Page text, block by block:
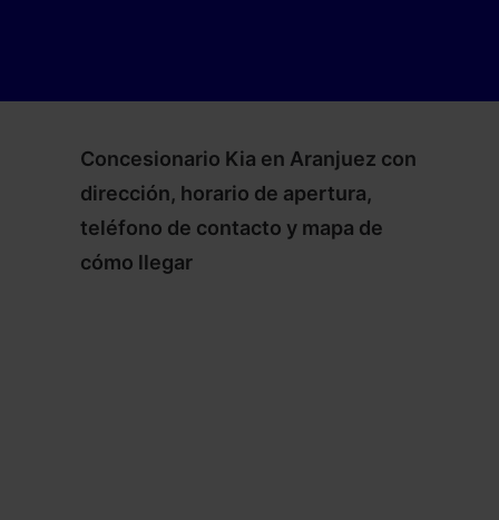
Concesionario Kia en Aranjuez con
dirección, horario de apertura,
teléfono de contacto y mapa de
cómo llegar